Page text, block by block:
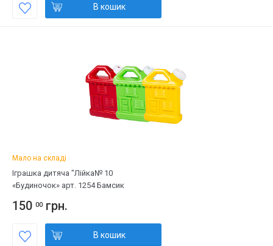
В кошик
Мало на складі
Іграшка дитяча "Лійка№ 10
«Будиночок» арт. 1254 Бамсик
150 00 грн.
В кошик